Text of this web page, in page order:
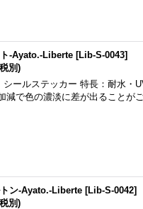
-Ayato.-Liberte [Lib-S-0043]
別)
シールステッカー 特長：耐水・
減で色の濃淡に差が出ることがご
ン-Ayato.-Liberte [Lib-S-0042]
別)